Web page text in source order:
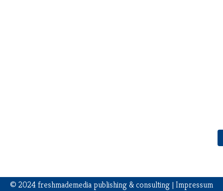
© 2024 freshmademediapublishing & consulting | Impressum